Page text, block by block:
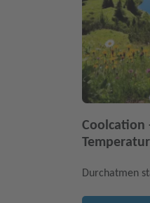
Coolcation
Durchatmen